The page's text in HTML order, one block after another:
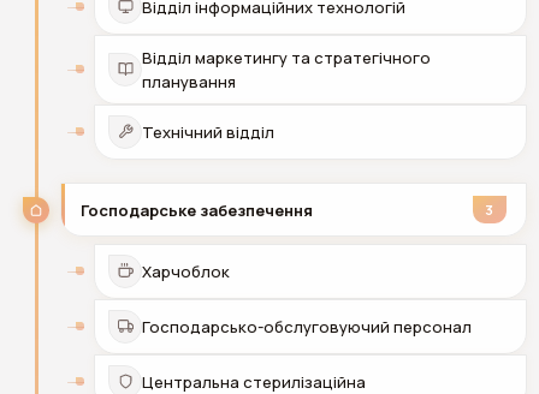
Відділ інформаційних технологій
Відділ маркетингу та стратегічного
планування
Технічний відділ
Господарське забезпечення 3
Харчоблок
Господарсько-обслуговуючий персонал
Центральна стерилізаційна